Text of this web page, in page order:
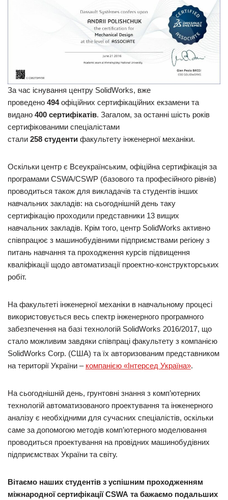
За час існування центру SolidWorks, вже
проведено 494офіційних сертифікаційних екзамени та
видано 400 сертифікатів. Загалом, за останні шість років
сертифікованими спеціалістами
стали 258 студенти факультету інженерної механіки.
Оскільки центр є Всеукраїнським, офіційна сертифікація за
програмами CSWA/CSWP (базового та професійного рівнів)
проводиться також для викладачів та студентів інших
навчальних закладів: на сьогоднішній день таку
сертифікацію проходили представники 13 вищих
навчальних закладів. Крім того, центр SolidWorks активно
співпрацює з машинобудівними підприємствами регіону з
питань навчання та проходження курсів підвищення
кваліфікації щодо автоматизації проектно-конструкторських
робіт.
На факультеті інженерної механіки в навчальному процесі
використовується весь спектр інженерного програмного
забезпечення на базі технологій SolidWorks 2016/2017, що
стало можливим завдяки співпраці факультету з компанією
SolidWorks Corp. (США) та їх авторизованим представником
на території України – компанією «Інтерсед Україна».
На сьогоднішній день, грунтовні знання з комп’ютерних
технологій автоматизованого проектування та інженерного
аналізу є необхідними для сучасних спеціалістів, оскільки
саме за допомогою методів комп’ютерного моделювання
проводиться проектування на провідних машинобудівних
підприємствах України та світу.
Вітаємо наших студентів з успішним проходженням
міжнародної сертифікації CSWA та бажаємо подальших